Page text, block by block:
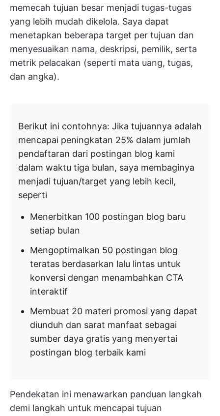
memecah tujuan besar menjadi tugas-tugas
yang lebih mudah dikelola. Saya dapat
menetapkan beberapa target per tujuan dan
menyesuaikan nama, deskripsi, pemilik, serta
metrik pelacakan (seperti mata uang, tugas,
dan angka).
Berikut ini contohnya: Jika tujuannya adalah
mencapai peningkatan 25% dalam jumlah
pendaftaran dari postingan blog kami
dalam waktu tiga bulan, saya membaginya
menjadi tujuan/target yang lebih kecil,
seperti
Menerbitkan 100 postingan blog baru
setiap bulan
Mengoptimalkan 50 postingan blog
teratas berdasarkan lalu lintas untuk
konversi dengan menambahkan CTA
interaktif
Membuat 20 materi promosi yang dapat
diunduh dan sarat manfaat sebagai
sumber daya gratis yang menyertai
postingan blog terbaik kami
Pendekatan ini menawarkan panduan langkah
demi langkah untuk mencapai tujuan